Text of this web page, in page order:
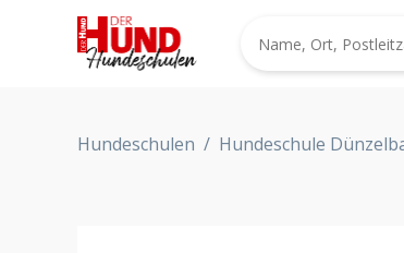
Hundeschulen / Hundeschule